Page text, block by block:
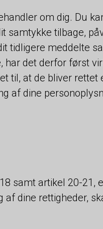
om dig. Du
tilbage,
tidligere meddelte
det derfor først
til, at de bliver
af dine
samt artikel 20-
dine rettigheder,